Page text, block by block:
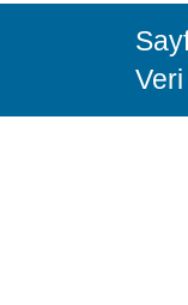
Veri